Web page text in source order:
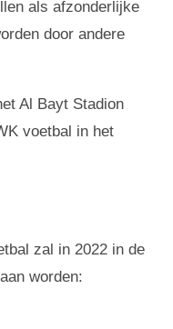
als afzonderlijke
door andere
Al Bayt Stadion
voetbal in het
zal in 2022 in de
worden: